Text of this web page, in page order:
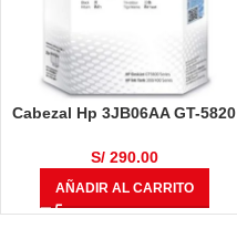
Cabezal Hp 3JB06AA GT-5820
S/290.00
AÑADIR AL CARRITO